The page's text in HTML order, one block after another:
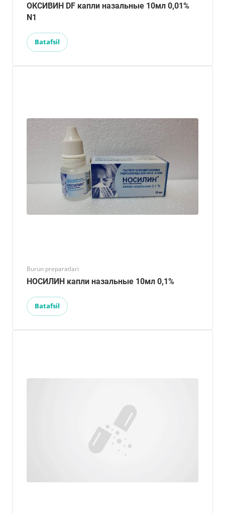
ОКСИВИН DF капли назальные 10мл 0,01%
N1
Batafsil
Burun preparatlari
НОСИЛИН капли назальные 10мл 0,1%
Batafsil